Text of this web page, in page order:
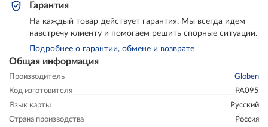
Общая информация
Производитель
Globen
Код изготовителя
PA095
Язык карты
Русский
Страна производства
Россия
Гарантия
На каждый товар действует гарантия. Мы всегда идем
навстречу клиенту и помогаем решить спорные ситуации.
Подробнее о гарантии, обмене и возврате